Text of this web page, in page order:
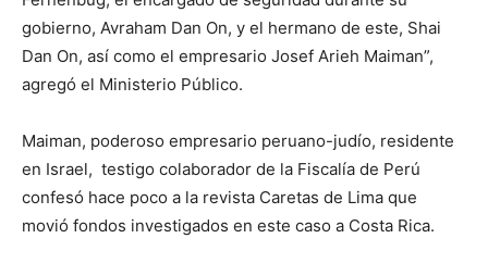
gobierno, Avraham Dan On, y el hermano de este, Shai
Dan On, así como el empresario Josef Arieh Maiman”,
agregó el Ministerio Público.
Maiman, poderoso empresario peruano-judío, residente
en Israel, testigo colaborador de la Fiscalía de Perú
confesó hace poco a la revista Caretas de Lima que
movió fondos investigados en este caso a Costa Rica.